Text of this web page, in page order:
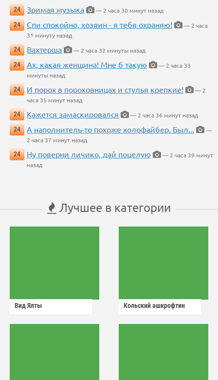
24
Зримая музыка
— 2 часа 30 минут назад
24
Спи спокойно, хозяин - я тебя охраняю!
— 2 часа
31 минуту назад
24
Вахтерша
— 2 часа 32 минуты назад
24
Ах, какая женщина! Мне б такую
— 2 часа 33
минуты назад
24
И порох в пороховницах и стулья крепкие!
— 2
часа 35 минут назад
24
Кажется замаскировался
— 2 часа 36 минут назад
24
А наполнитель-то похоже холофайбер. Был...
—
2 часа 37 минут назад
24
Ну поверни личико, дай поцелую
— 2 часа 39 минут
назад
Лучшее в категории
Вид Ялты Кольский ашкрофтин